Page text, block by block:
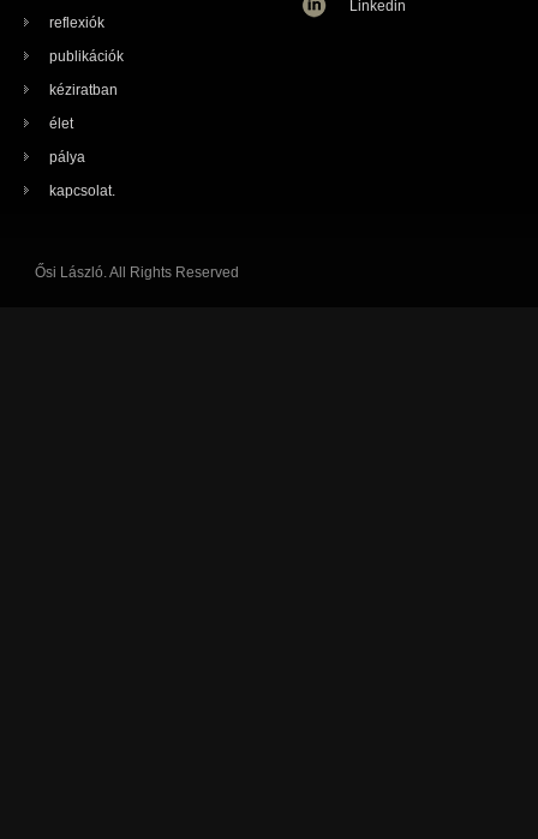
reflexiók
publikációk
kéziratban
élet
pálya
kapcsolat.
Linkedin
Ősi László. All Rights Reserved